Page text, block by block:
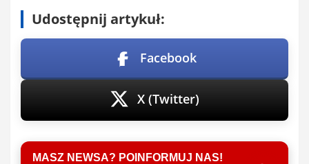
Udostępnij artykuł:
Facebook
X (Twitter)
MASZ NEWSA? POINFORMUJ NAS!